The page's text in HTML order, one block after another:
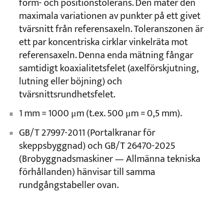
maximala variationen av punkter på ett givet
tvärsnitt från referensaxeln. Toleranszonen är
ett par koncentriska cirklar vinkelräta mot
referensaxeln. Denna enda mätning fångar
samtidigt koaxialitetsfelet (axelförskjutning,
lutning eller böjning) och
tvärsnittsrundhetsfelet.
1 mm = 1000 μm (t.ex. 500 μm = 0,5 mm).
GB/T 27997-2011 (Portalkranar för
skeppsbyggnad) och GB/T 26470-2025
(Brobyggnadsmaskiner — Allmänna tekniska
förhållanden) hänvisar till samma
rundgångstabeller ovan.